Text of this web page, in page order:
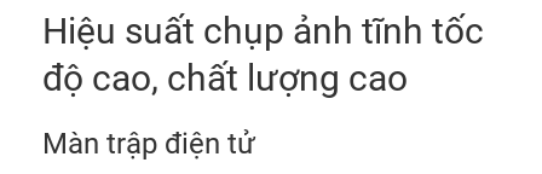
Hiệu suất chụp ảnh tĩnh tốc
độ cao, chất lượng cao
Màn trập điện tử